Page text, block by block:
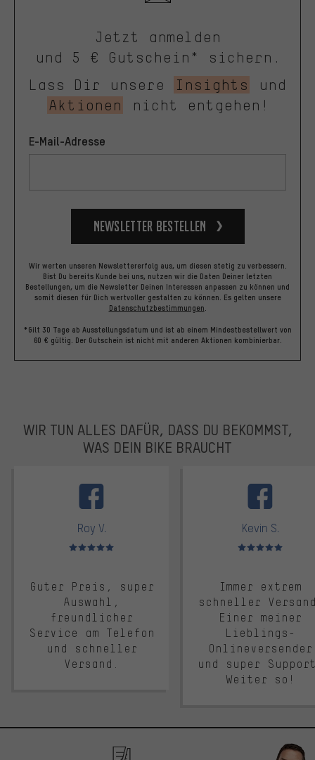
Jetzt anmelden
und 5 € Gutschein* sichern.
Lass Dir unsere
Insights
und
Aktionen
nicht entgehen!
E-Mail-Adresse
Newsletter bestellen
Wir werten unseren Newslettererfolg aus, um diesen stetig zu verbessern.
Bist Du bereits Kunde bei uns, nutzen wir die Daten Deiner letzten
Bestellungen, um die Newsletter Deinen Interessen anpassen zu können und
somit diesen für Dich wertvoller gestalten zu können. Es gelten unsere
Datenschutzbestimmungen.
*Gilt 30 Tage ab Ausstellungsdatum und ist ab einem Mindestbestellwert von
60 € gültig. Der Gutschein ist nicht mit anderen Aktionen kombinierbar.
WIR TUN ALLES DAFÜR, DASS DU BEKOMMST,
WAS DEIN BIKE BRAUCHT
Roy V.
Bewertungen: 5 von 5
Guter Preis, super
Auswahl,
freundlicher
Service am Telefon
und schneller
Versand.
Kevin S.
Bewertungen: 5 von 5
Immer extrem
schneller
Einer meiner
Lieblings-
Onlineversender
und super
Weiter so!